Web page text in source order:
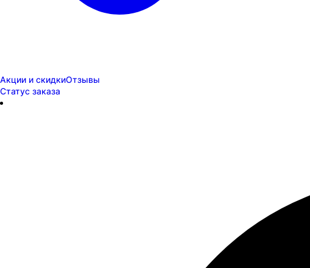
Акции и скидкиОтзывы
Статус заказа